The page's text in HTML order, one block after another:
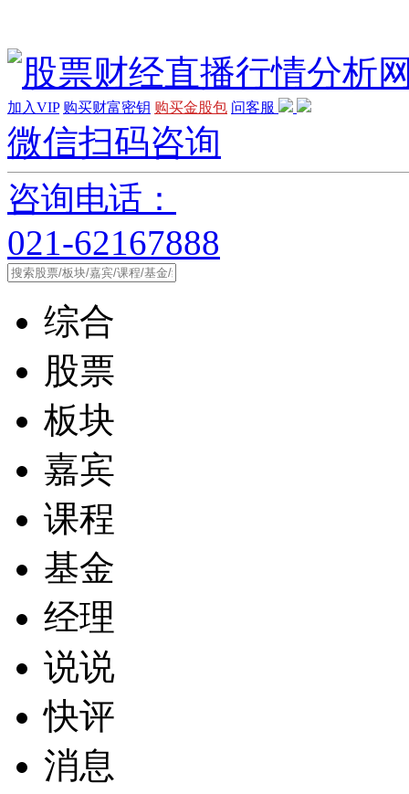
加入VIP 购买财富密钥 购买金股包 问客服
微信扫码咨询
咨询电话：
021-62167888
综合
股票
板块
嘉宾
课程
基金
经理
说说
快评
消息